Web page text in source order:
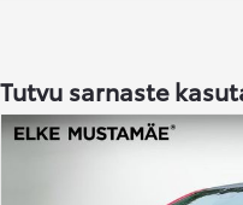
Tutvu sarnaste